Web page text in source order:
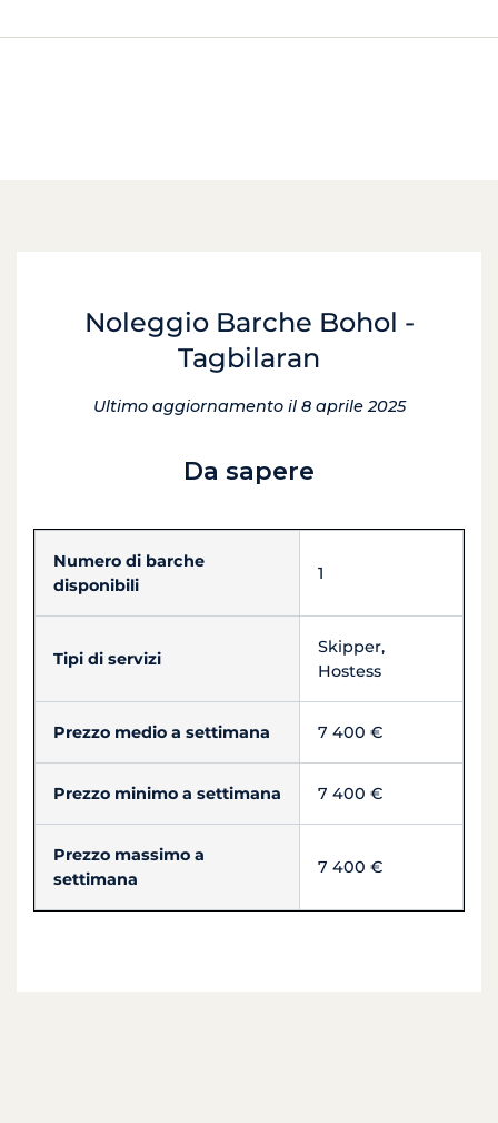
Noleggio Barche Bohol -
Tagbilaran
Ultimo aggiornamento il 8 aprile 2025
Da sapere
Numero di barche
disponibili
1
Tipi di servizi
Skipper,
Hostess
Prezzo medio a settimana 7 400 €
Prezzo minimo a settimana 7 400 €
Prezzo massimo a
settimana
7 400 €